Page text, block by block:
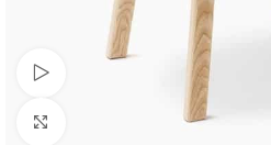
Regarder la vidéo
Cliquez pour agrandir